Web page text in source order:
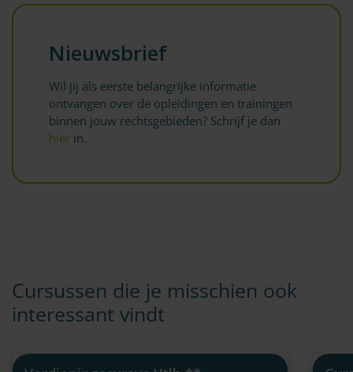
Nieuwsbrief
Wil jij als eerste belangrijke informatie
ontvangen over de opleidingen en trainingen
binnen jouw rechtsgebieden? Schrijf je dan
hier in.
Cursussen die je misschien ook
interessant vindt